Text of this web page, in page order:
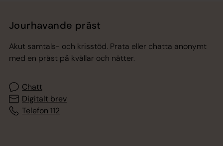
Jourhavande präst
Akut samtals- och krisstöd. Prata eller chatta anonymt
med en präst på kvällar och nätter.
Chatt
Digitalt brev
Telefon 112